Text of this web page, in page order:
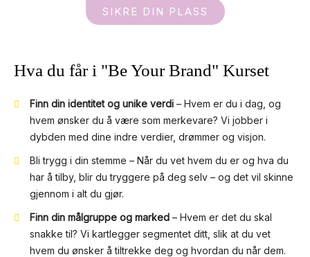
Hva du får i "Be Your Brand" Kurset
Finn din identitet og unike verdi – Hvem er du i dag, og
hvem ønsker du å være som merkevare? Vi jobber i
dybden med dine indre verdier, drømmer og visjon.
Bli trygg i din stemme – Når du vet hvem du er og hva du
har å tilby, blir du tryggere på deg selv – og det vil skinne
gjennom i alt du gjør.
Finn din målgruppe og marked– Hvem er det du skal
snakke til? Vi kartlegger segmentet ditt, slik at du vet
hvem du ønsker å tiltrekke deg og hvordan du når dem.
SIKRE DIN PLASS